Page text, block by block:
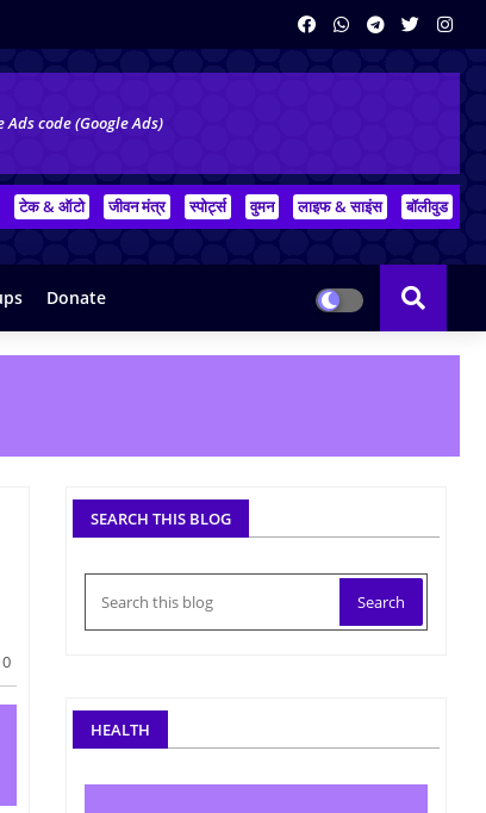
Ads code (Google Ads)
टेक & ऑटो जीवन मंत्र स्पोर्ट्स वुमन लाइफ & साइंस बॉलीवुड
Donate
0
SEARCH THIS BLOG
HEALTH